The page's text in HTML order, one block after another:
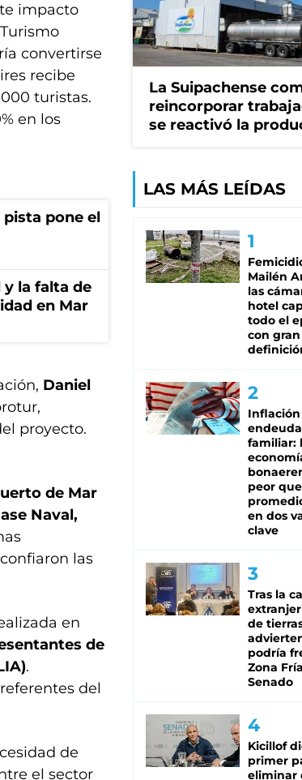
impacto
convertirse
recibe
turistas.
en los
pone el
la falta de
en Mar
Daniel
proyecto.
de Mar
Naval,
las
en
de
.
del
de
el sector
La Suipachense
reincorporar
se reactivó la
LAS MÁS LEÍDAS
Mailén
las
hotel
todo el
con gran
Inflación
familiar:
peor
en dos
clave
Tras la
de
podría
Zona
Senado
Kicillof
primer
eliminar